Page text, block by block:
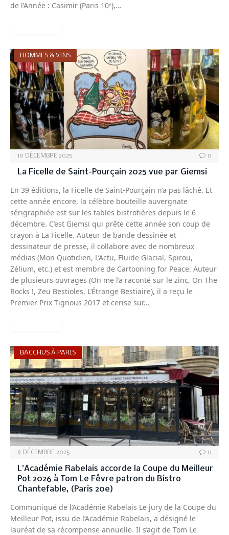
de l’Année : Casimir (Paris 10ᵉ),…
HOMMES & VINS
10 DÉCEMBRE 2025 0
La Ficelle de Saint-Pourçain 2025 vue par Giemsi
En 39 éditions, la Ficelle de Saint-Pourçain n’a pas lâché. Et
cette année encore, la célèbre bouteille auvergnate
sérigraphiée est sur les tables bistrotières depuis le 6
décembre. C’est Giemsi qui prête cette année son coup de
crayon à La Ficelle. Auteur de bande dessinée et
dessinateur de presse, il collabore avec de nombreux
médias (Mon Quotidien, L’Actu, Fluide Glacial, Spirou,
Zélium, etc.) et est membre de Cartooning for Peace. Auteur
de plusieurs ouvrages (On me l’a raconté sur le zinc, On The
Rocks !, Zeu Bestioles, L’Étrange Bestiaire), il a reçu le
Premier Prix Tignous 2017 et cerise sur…
BACCHUS À PARIS
9 DÉCEMBRE 2025 0
L’Académie Rabelais accorde la Coupe du Meilleur
Pot 2026 à Tom Le Fêvre patron du Bistro
Chantefable, (Paris 20e)
Communiqué de l’Académie Rabelais Le jury de la Coupe du
Meilleur Pot, issu de l’Académie Rabelais, a désigné le
lauréat de sa récompense annuelle. Il s’agit de Tom Le